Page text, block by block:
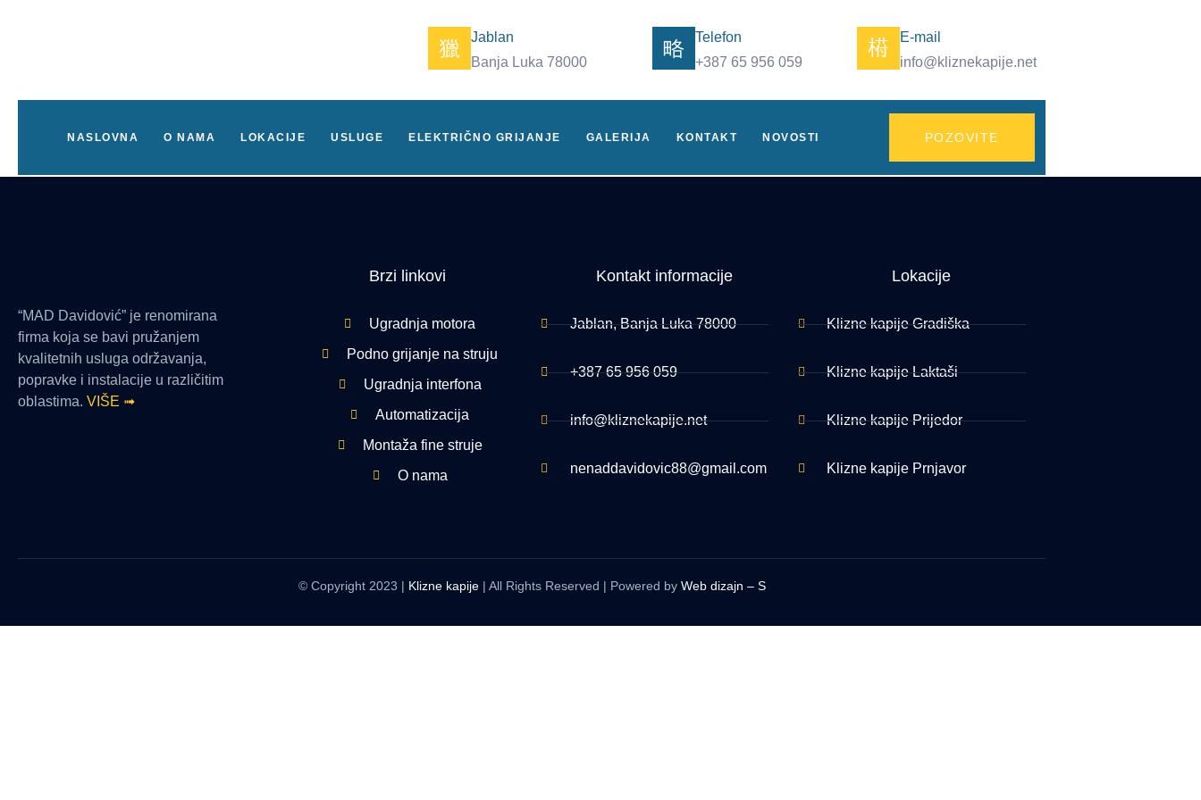
Jablan
Banja Luka 78000
Telefon
+387 65 956 059
E-mail
info@kliznekapije.net
NASLOVNA O NAMA LOKACIJE USLUGE ELEKTRIČNO GRIJANJE GALERIJA KONTAKT NOVOSTI POZOVITE
Usluge
“MAD Davidović” je renomirana
firma koja se bavi pružanjem
kvalitetnih usluga održavanja,
popravke i instalacije u različitim
oblastima. VIŠE ➟
Brzi linkovi
Ugradnja motora
Podno grijanje na struju
Ugradnja interfona
Automatizacija
Montaža fine struje
O nama
Kontakt informacije
Jablan, Banja Luka 78000
+387 65 956 059
info@kliznekapije.net
nenaddavidovic88@gmail.com
Lokacije
Klizne kapije Gradiška
Klizne kapije Laktaši
Klizne kapije Prijedor
Klizne kapije Prnjavor
© Copyright 2023 | Klizne kapije | All Rights Reserved | Powered by Web dizajn – S